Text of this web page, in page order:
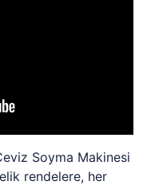
Soyma Makinesi
rendelere, her